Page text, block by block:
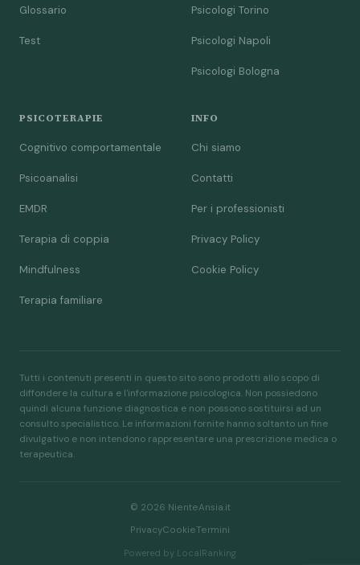
Glossario
Test
Psicologi Torino
Psicologi Napoli
Psicologi Bologna
PSICOTERAPIE
Cognitivo comportamentale
Psicoanalisi
EMDR
Terapia di coppia
Mindfulness
Terapia familiare
INFO
Chi siamo
Contatti
Per i professionisti
Privacy Policy
Cookie Policy
Tutti i contenuti presenti in questo sito sono prodotti allo scopo di
diffondere la cultura e l'informazione psicologica. Non possiedono
quindi alcuna funzione diagnostica e non possono sostituirsi ad un
consulto specialistico. Le informazioni fornite hanno soltanto un fine
divulgativo e non intendono rappresentare una prescrizione medica o
terapeutica.
© 2026 NienteAnsia.it
PrivacyCookieTermini
Powered by LocalRanking